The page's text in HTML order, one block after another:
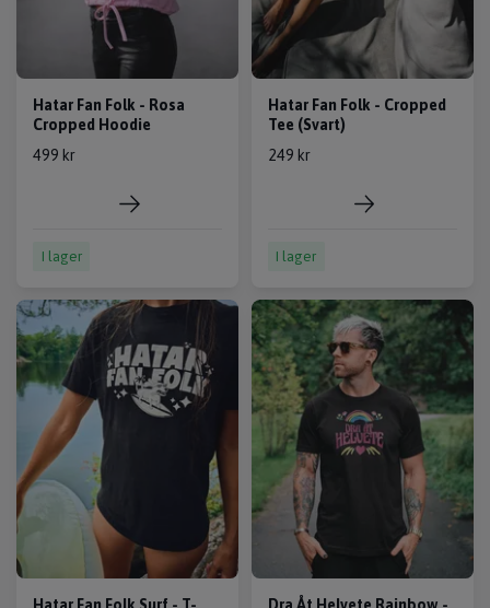
Hatar Fan Folk - Rosa
Cropped Hoodie
499 kr
I lager
Hatar Fan Folk - Cropped
Tee (Svart)
249 kr
I lager
Hatar Fan Folk Surf - T-
Dra Åt Helvete Rainbow -